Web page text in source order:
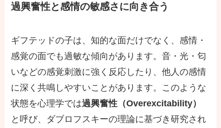
過興奮性と感情の敏感さに向き合う
ギフテッドの子は、知的な面だけでなく、感情・
感覚の面でも過敏な傾向があります。音・光・匂
いなどの感覚刺激に強く反応したり、他人の感情
に深く共鳴しやすいことがあります。このような
状態を心理学では過興奮性（Overexcitability）
と呼び、ダブロフスキーの理論に基づき研究され